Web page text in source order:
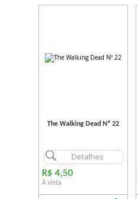
The Walking Dead Nº 22
Detalhes
R$ 4,50
À vista